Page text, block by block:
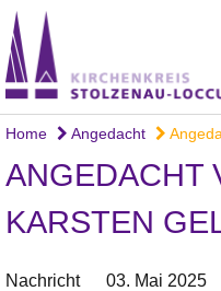
Home Angedacht
ANGEDACHT
KARSTEN
Nachricht 03. Mai 2025